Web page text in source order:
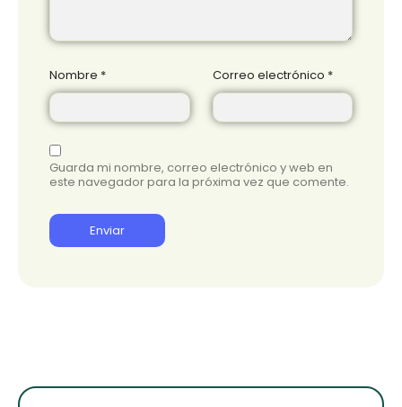
Nombre * Correo electrónico *
Guarda mi nombre, correo electrónico y web en
este navegador para la próxima vez que comente.